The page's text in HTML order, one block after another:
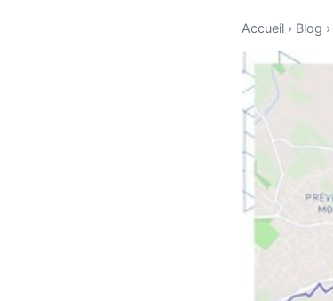
Accueil › Blog ›